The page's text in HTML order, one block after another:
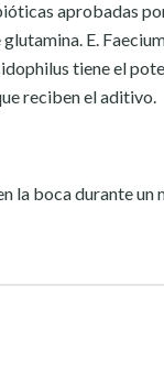
aprobadas
E.
tiene el
reciben el aditivo.
boca durante un